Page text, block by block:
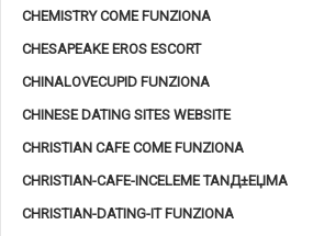
CHEMISTRY COME FUNZIONA
CHESAPEAKE EROS ESCORT
CHINALOVECUPID FUNZIONA
CHINESE DATING SITES WEBSITE
CHRISTIAN CAFE COME FUNZIONA
CHRISTIAN-CAFE-INCELEME TANД±ЕЏMA
CHRISTIAN-DATING-IT FUNZIONA